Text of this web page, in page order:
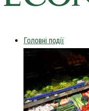
Головні події